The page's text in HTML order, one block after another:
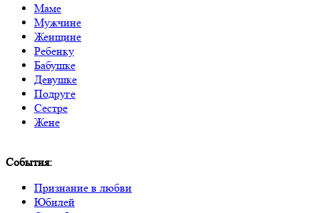
Маме
Мужчине
Женщине
Ребенку
Бабушке
Девушке
Подруге
Сестре
Жене
События:
Признание в любви
Юбилей